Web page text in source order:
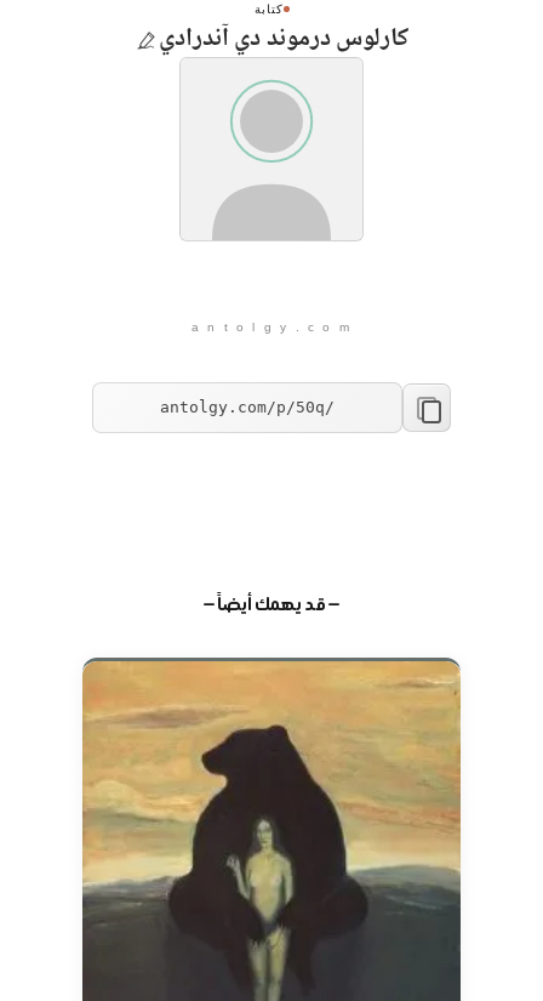
كتابة
كارلوس درموند دي آندرادي
a n t o l g y . c o m
— قد يهمك أيضاً —